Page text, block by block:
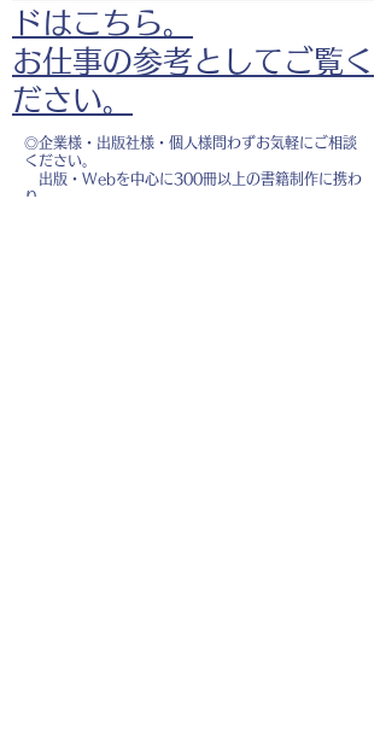
ドはこちら。
お仕事の参考としてご覧く
ださい。
◎企業様・出版社様・個人様問わずお気軽にご相談
ください。
出版・Webを中心に300冊以上の書籍制作に携わ
り、